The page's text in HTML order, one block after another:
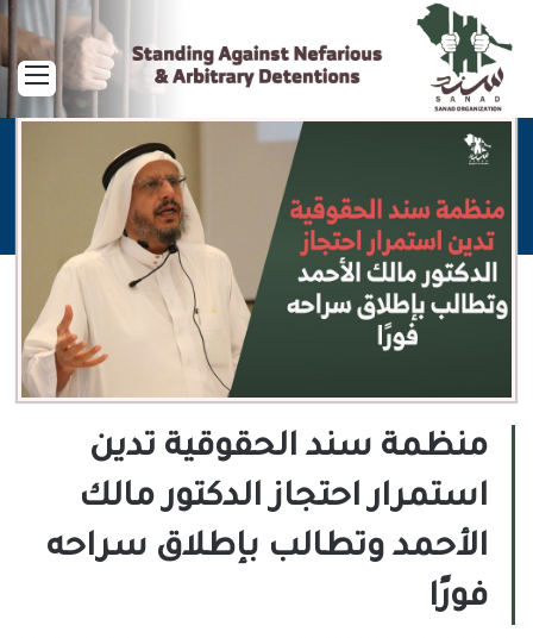
منظمة سند الحقوقية تدين
استمرار احتجاز الدكتور مالك
الأحمد وتطالب بإطلاق سراحه
فورًا